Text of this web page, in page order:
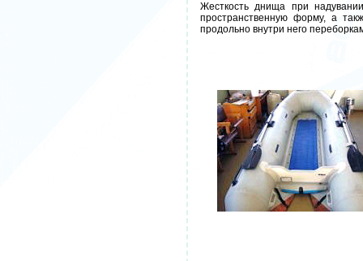
Жесткость днища при
пространственную форму, а
продольно внутри него